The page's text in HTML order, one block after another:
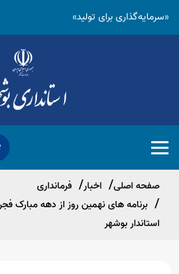
«سرمایه‌گذاری برای تولید»
صفحه اصلی اخبار
فرمانداری
برنامه های نهمین روز از دهه مبارک
استاندار بوشهر